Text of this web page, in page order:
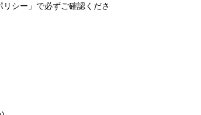
シー」で必ずご確認くださ